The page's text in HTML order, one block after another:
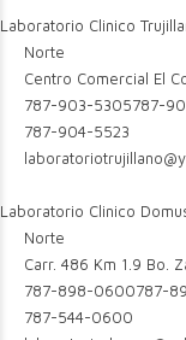
Laboratorio Clinico
Norte
Centro Comercial El
787-903-5305787-
787-904-5523
Laboratorio Clinico
Norte
Carr. 486 Km 1.9 Bo.
787-898-0600787-
787-544-0600